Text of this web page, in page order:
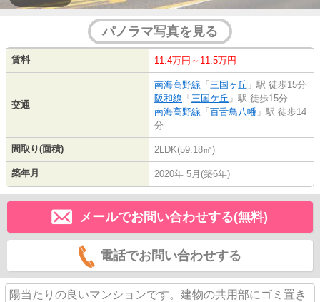
パノラマ写真を見る
賃料 11.4万円～11.5万円
交通
南海高野線 「 三国ヶ丘 」駅 徒歩15分
阪和線 「 三国ケ丘 」駅 徒歩15分
南海高野線 「 百舌鳥八幡 」駅 徒歩14
分
間取り(面積) 2LDK(59.18㎡)
築年月 2020年 5月(築6年)
メールでお問い合わせする(無料)
電話でお問い合わせする
陽当たりの良いマンションです。建物の共用部にゴミ置き